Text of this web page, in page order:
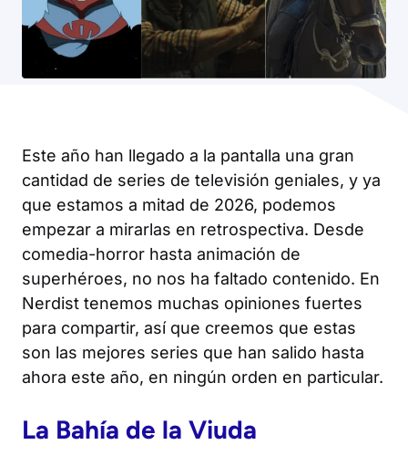
Este año han llegado a la pantalla una gran
cantidad de series de televisión geniales, y ya
que estamos a mitad de 2026, podemos
empezar a mirarlas en retrospectiva. Desde
comedia-horror hasta animación de
superhéroes, no nos ha faltado contenido. En
Nerdist tenemos muchas opiniones fuertes
para compartir, así que creemos que estas
son las mejores series que han salido hasta
ahora este año, en ningún orden en particular.
La Bahía de la Viuda